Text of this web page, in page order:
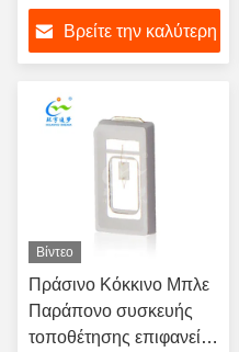
ζωής
Βρείτε την καλύτερη
Βίντεο
Πράσινο Κόκκινο Μπλε
Παράπονο συσκευής
τοποθέτησης επιφανείας